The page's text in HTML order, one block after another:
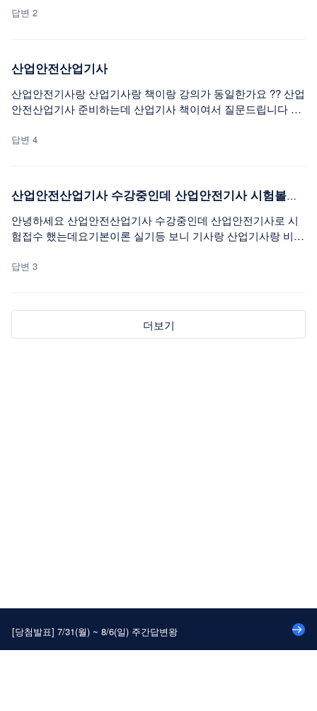
답변 2
산업안전산업기사
산업안전기사랑 산업기사랑 책이랑 강의가 동일한가요 ?? 산업
안전산업기사 준비하는데 산업기사 책이여서 질문드립니다 동
답변 4
산업안전산업기사 수강중인데 산업안전기사 시험볼수있을까요?
안녕하세요 산업안전산업기사 수강중인데 산업안전기사로 시
험접수 했는데요기본이론 실기등 보니 기사랑 산업기사랑 비슷
공부하고 기사시험 응시해도 되나해서요? (범위나 난이도차있
답변 3
더보기
[당첨발표] 8/7(월) ~ 8/13(일) 주간답변왕
[당첨발표] 7/31(월) ~ 8/6(일) 주간답변왕